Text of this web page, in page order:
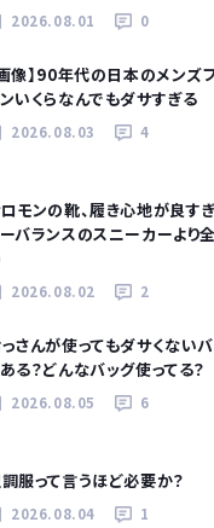
2026.08.01 0
像】90年代の日本のメンズ
いくらなんでもダサすぎる
2026.08.03 4
モンの靴、履き心地が良す
バランスのスニーカーより
2026.08.02 2
さんが使ってもダサくない
る？どんなバッグ使ってる？
2026.08.05 6
服って言うほど必要か？
2026.08.04 1